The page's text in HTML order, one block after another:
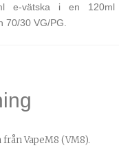
e-vätska i en
70/30 VG/PG.
VapeM8 (VM8).